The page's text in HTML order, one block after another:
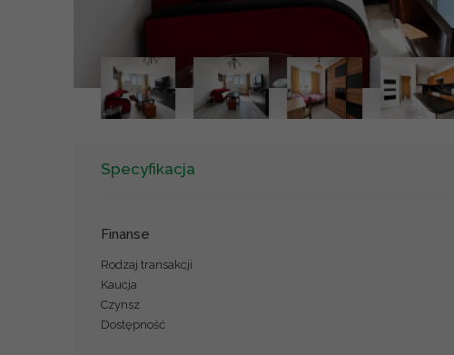
Specyfikacja
Finanse
Rodzaj transakcji
Kaucja
Czynsz
Dostępność